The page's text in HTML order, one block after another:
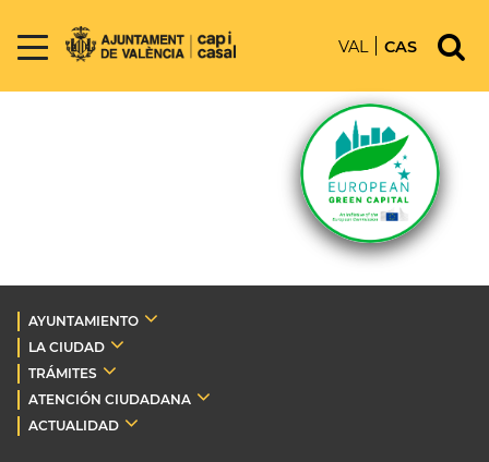
VAL CAS
AYUNTAMIENTO
LA CIUDAD
TRÁMITES
ATENCIÓN CIUDADANA
ACTUALIDAD